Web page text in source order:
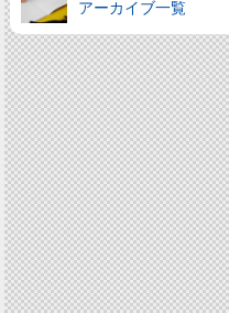
アーカイブ一覧